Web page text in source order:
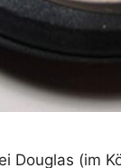
Douglas (im